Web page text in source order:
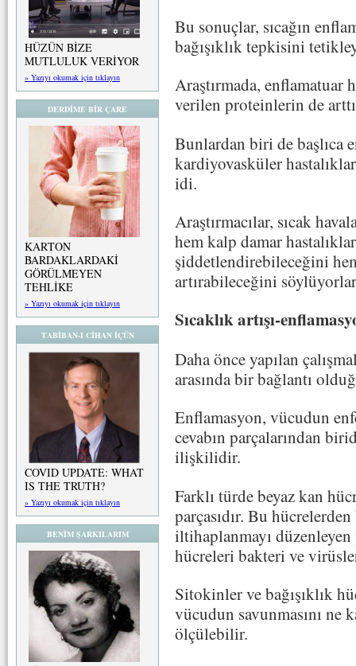
HÜZÜN BİZE
MUTLULUK VERİYOR
» Yazıyı okumak için tıklayın
DERDİME BİR ÇARE
KARTON
BARDAKLARDAKİ
GÖRÜLMEYEN
TEHLİKE
» Yazıyı okumak için tıklayın
TABİBAN-I CİHAN İÇÜN
COVID UPDATE: WHAT
IS THE TRUTH?
» Yazıyı okumak için tıklayın
BENİM ŞARKILARIM
Bu sonuçlar, sıcağın
bağışıklık tepkisini
Araştırmada, enflamatuar
verilen proteinlerin de
Bunlardan biri de başlıca
kardiyovasküler
idi.
Araştırmacılar, sıcak
hem kalp damar
şiddetlendirebileceğini
artırabileceğini
Sıcaklık artışı-
Daha önce yapılan
arasında bir bağlantı
Enflamasyon, vücudun
cevabın parçalarından
ilişkilidir.
Farklı türde beyaz kan
parçasıdır. Bu
iltihaplanmayı düzenleyen
hücreleri bakteri ve
Sitokinler ve bağışıklık
vücudun savunmasını ne
ölçülebilir.